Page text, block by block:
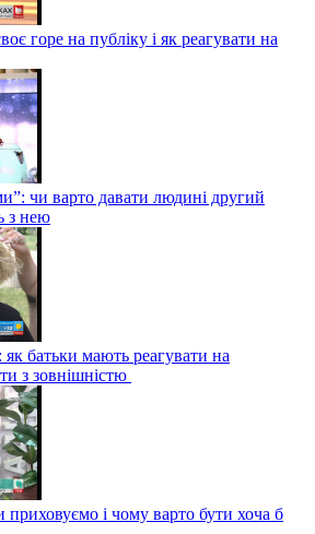
горе на публіку і як реагувати на
чи варто давати людині другий
з нею
батьки мають реагувати на
з зовнішністю
і чому варто бути хоча б